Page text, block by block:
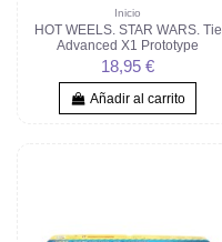
Inicio
HOT WEELS. STAR WARS. Tie
Advanced X1 Prototype
18,95 €
Añadir al carrito